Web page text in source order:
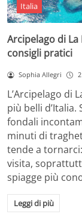
Italia
Arcipelago di
consigli pratici
Sophia Allegri
L’Arcipelago di
più belli
fondali
minuti di
tende a
visita,
spiagge più
Leggi di più